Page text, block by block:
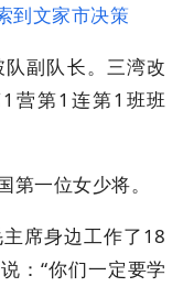
副队长。三湾改
营第1连第1班班
一位女少将。
席身边工作了18
：“你们一定要学